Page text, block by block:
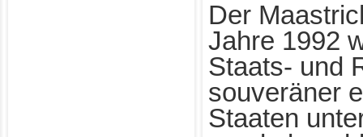
Der
Jahre 1992
Staats- und
souveräner
Staaten